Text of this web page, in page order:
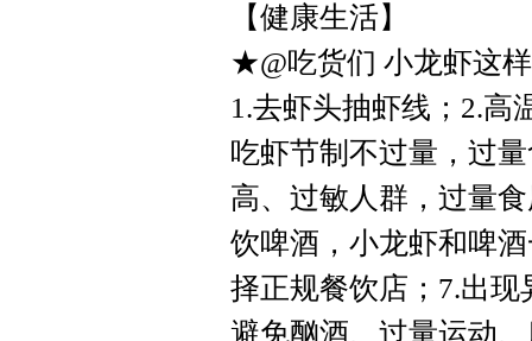
【健康生活】
★@吃货们 小龙虾这
1.去虾头抽虾线；2.高
吃虾节制不过量，过
高、过敏人群，过量
饮啤酒，小龙虾和啤
择正规餐饮店；7.出
避免酗酒、过量运动